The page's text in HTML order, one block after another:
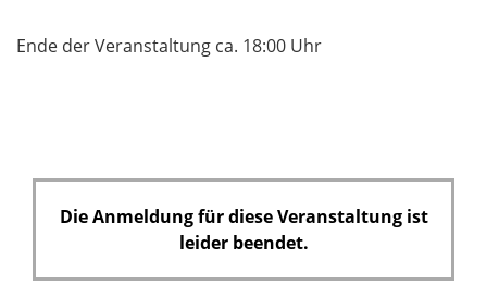
Ende der Veranstaltung ca. 18:00 Uhr
Die Anmeldung für diese Veranstaltung ist
leider beendet.